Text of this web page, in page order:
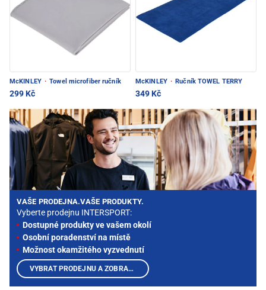
McKINLEY · Towel microfiber ručník
299 Kč
McKINLEY · Ručník TOWEL TERRY
349 Kč
VAŠE PRODEJNA.VAŠE PRODUKTY.
Vyberte prodejnu INTERSPORT:
Dostupné produkty ve vašem okolí
Osobní poradenství na místě
Možnost okamžitého vyzvednutí
VYBRAT PRODEJNU A ZOBRAZIT PRODUKTY